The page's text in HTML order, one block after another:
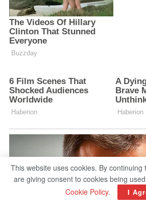
This website uses cookies. By continuing
are giving consent to cookies being
Cookie Policy. I